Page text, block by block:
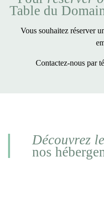
Table du
Vous souhaitez réserver
Contactez-nous par
Découvrez
nos